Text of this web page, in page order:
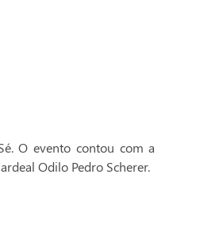
O evento contou com a
Odilo Pedro Scherer.